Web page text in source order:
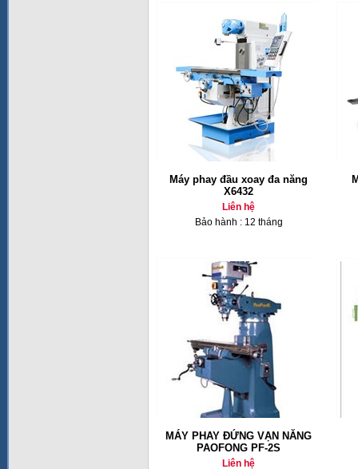
Máy phay đầu xoay đa năng
X6432
Liên hệ
Bảo hành : 12 tháng
MÁY PHAY ĐỨNG VẠN NĂNG
PAOFONG PF-2S
Liên hệ